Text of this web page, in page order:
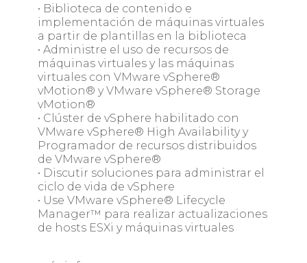
• Biblioteca de contenido e
implementación de máquinas virtuales
a partir de plantillas en la biblioteca
• Administre el uso de recursos de
máquinas virtuales y las máquinas
virtuales con VMware vSphere®
vMotion® y VMware vSphere® Storage
vMotion®
• Clúster de vSphere habilitado con
VMware vSphere® High Availability y
Programador de recursos distribuidos
de VMware vSphere®
• Discutir soluciones para administrar el
ciclo de vida de vSphere
• Use VMware vSphere® Lifecycle
Manager™ para realizar actualizaciones
de hosts ESXi y máquinas virtuales